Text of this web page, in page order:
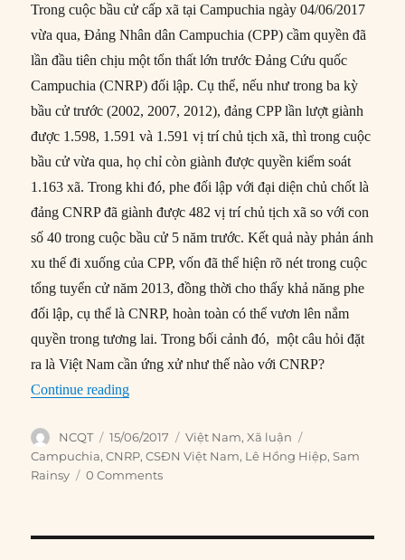
Trong cuộc bầu cử cấp xã tại Campuchia ngày 04/06/2017
vừa qua, Đảng Nhân dân Campuchia (CPP) cầm quyền đã
lần đầu tiên chịu một tổn thất lớn trước Đảng Cứu quốc
Campuchia (CNRP) đối lập. Cụ thể, nếu như trong ba kỳ
bầu cử trước (2002, 2007, 2012), đảng CPP lần lượt giành
được 1.598, 1.591 và 1.591 vị trí chủ tịch xã, thì trong cuộc
bầu cử vừa qua, họ chỉ còn giành được quyền kiểm soát
1.163 xã. Trong khi đó, phe đối lập với đại diện chủ chốt là
đảng CNRP đã giành được 482 vị trí chủ tịch xã so với con
số 40 trong cuộc bầu cử 5 năm trước. Kết quả này phản ánh
xu thế đi xuống của CPP, vốn đã thể hiện rõ nét trong cuộc
tổng tuyển cử năm 2013, đồng thời cho thấy khả năng phe
đối lập, cụ thể là CNRP, hoàn toàn có thể vươn lên nắm
quyền trong tương lai. Trong bối cảnh đó, một câu hỏi đặt
ra là Việt Nam cần ứng xử như thế nào với CNRP?
Continue reading“Việt Nam nên ứng xử ra sao với phe đối lập
Author
NCQT
Posted
on
15/06/2017 Categories
Việt Nam,Xã luận
Campuchia,CNRP,CSĐN Việt Nam, Lê Hồng Hiệp,Sam
Rainsy
0 Comments